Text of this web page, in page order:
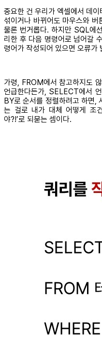
중요한 건 우리가 엑셀에서 데
섞이거나 바뀌어도 마우스와
물론 번거롭다. 하지만 SQL에
리한 후 다음 명령어로 넘어갈
령어가 작성되어 있으면 오류가
가령, FROM에서 참고하지도
언급한다든가, SELECT에서
BY로 순서를 정렬하려고 하면,
는 걸로 내가 대체 어떻게 조
야?!’로 되묻는 셈이다.